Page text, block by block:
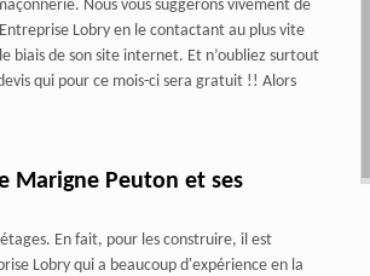
Nous vous suggérons vivement de
Lobry en le contactant au plus vite
biais de son site internet. Et n’oubliez surtout
qui pour ce mois-ci sera gratuit !! Alors
Marigne Peuton et ses
En fait, pour les construire, il est
Lobry qui a beaucoup d'expérience en la